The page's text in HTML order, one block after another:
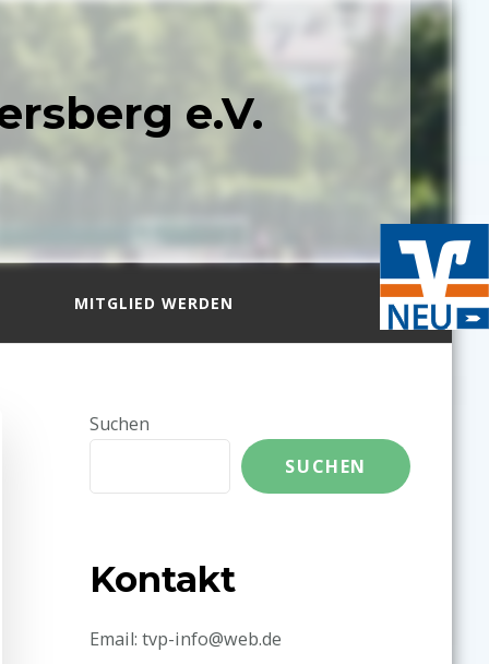
e.V.
MITGLIED WERDEN
Suchen
SUCHEN
Kontakt
Email: tvp-info@web.de